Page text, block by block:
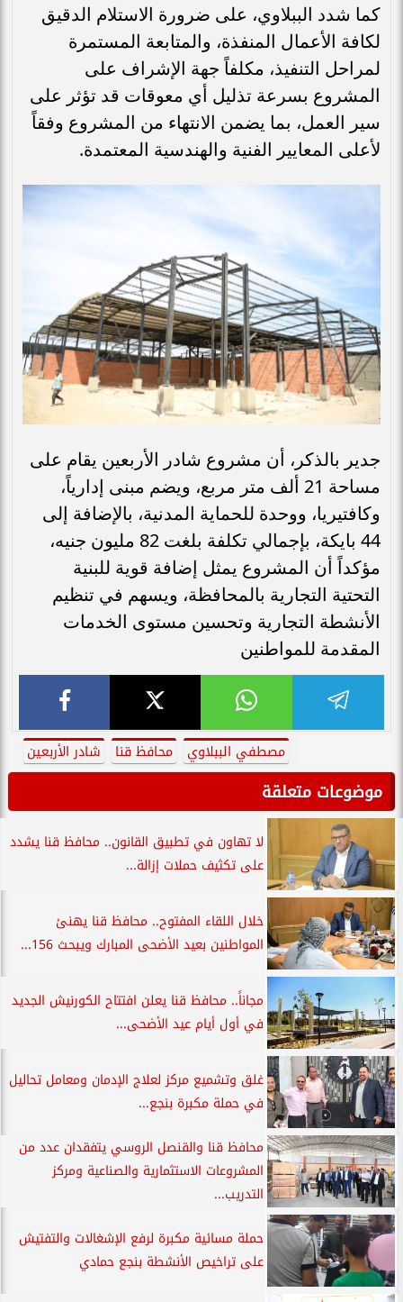
كما شدد الببلاوي، على ضرورة الاستلام الدقيق
لكافة الأعمال المنفذة، والمتابعة المستمرة
لمراحل التنفيذ، مكلفاً جهة الإشراف على
المشروع بسرعة تذليل أي معوقات قد تؤثر على
سير العمل، بما يضمن الانتهاء من المشروع وفقاً
لأعلى المعايير الفنية والهندسية المعتمدة.
جدير بالذكر، أن مشروع شادر الأربعين يقام على
مساحة 21 ألف متر مربع، ويضم مبنى إدارياً،
وكافتيريا، ووحدة للحماية المدنية، بالإضافة إلى
44 بايكة، بإجمالي تكلفة بلغت 82 مليون جنيه،
مؤكداً أن المشروع يمثل إضافة قوية للبنية
التحتية التجارية بالمحافظة، ويسهم في تنظيم
الأنشطة التجارية وتحسين مستوى الخدمات
المقدمة للمواطنين
مصطفي الببلاوي محافظ قنا شادر الأربعين
موضوعات متعلقة
لا تهاون في تطبيق القانون.. محافظ قنا يشدد
على تكثيف حملات إزالة...
خلال اللقاء المفتوح.. محافظ قنا يهنئ
المواطنين بعيد الأضحى المبارك ويبحث 156...
مجاناً.. محافظ قنا يعلن افتتاح الكورنيش الجديد
في أول أيام عيد الأضحى...
غلق وتشميع مركز لعلاج الإدمان ومعامل تحاليل
في حملة مكبرة بنجع...
محافظ قنا والقنصل الروسي يتفقدان عدد من
المشروعات الاستثمارية والصناعية ومركز
التدريب...
حملة مسائية مكبرة لرفع الإشغالات والتفتيش
على تراخيص الأنشطة بنجع حمادي